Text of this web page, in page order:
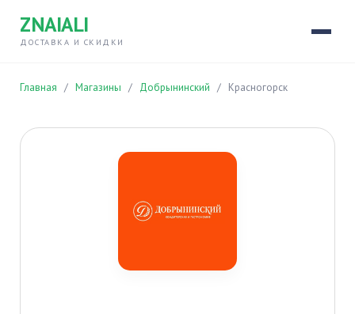
ZNAIALI
ДОСТАВКА И СКИДКИ
Главная / Магазины / Добрынинский / Красногорск